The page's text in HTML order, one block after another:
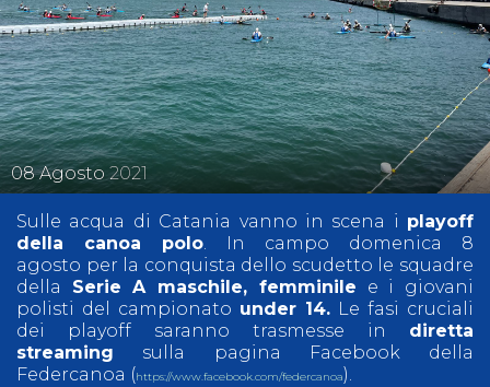
08Agosto 2021
Sulle acqua di Catania vanno in scena i playoff
della canoa polo. In campo domenica 8
agosto per la conquista dello scudetto le squadre
della Serie A maschile, femminile e i giovani
polisti del campionato under 14. Le fasi cruciali
dei playoff saranno trasmesse in diretta
streaming sulla pagina Facebook della
Federcanoa (https://www.facebook.com/federcanoa).